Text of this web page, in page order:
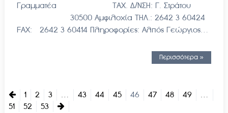
Γραμματέα ΤΑΧ. Δ/ΝΣΗ: Γ. Στράτου
30500 Αμφιλοχία ΤΗΛ.: 2642 3 60424
FAX: 2642 3 60414 Πληροφορίες: Αλπός Γεώργιος…
Περισσότερα »
1 2 3 … 43 44 45 46 47 48 49
…
51
52 53